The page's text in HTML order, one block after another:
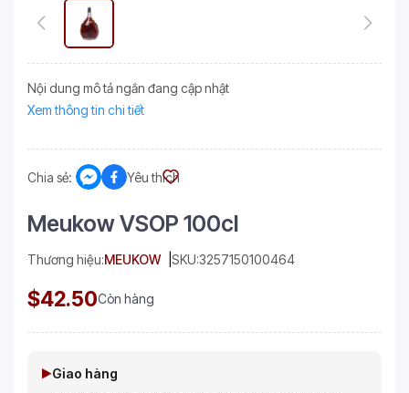
Nội dung mô tả ngắn đang cập nhật
Xem thông tin chi tiết
Chia sẻ: Yêu thích
Meukow VSOP 100cl
Thương hiệu:MEUKOW SKU:3257150100464
$42.50Còn hàng
Giao hàng